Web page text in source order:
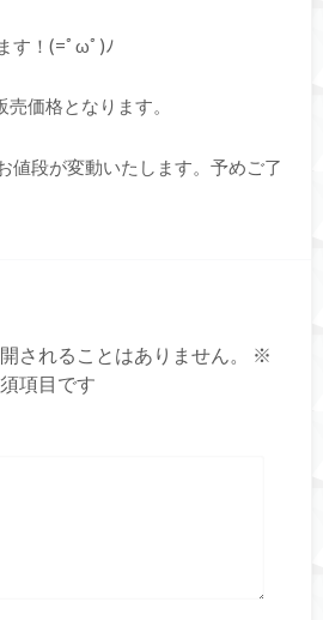
す！(=ﾟωﾟ)ﾉ
価格となります。
値段が変動いたします。予めご了
されることはありません。
※
項目です